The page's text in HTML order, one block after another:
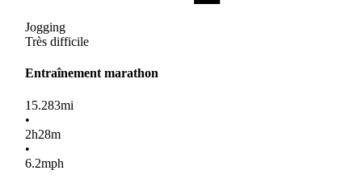
Jogging
Très difficile
Entraînement marathon
15.283mi
•
2h28m
•
6.2mph